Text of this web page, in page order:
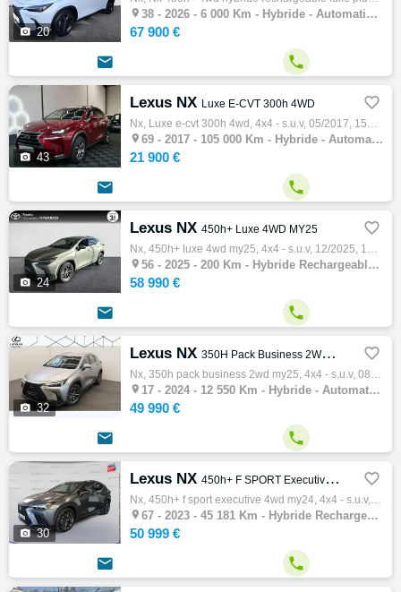
 20
 38 - 2026 - 6 000 Km - Hybride - Automatique - 4x4 - S.U.V
67 900 €
 
 43
Lexus NX Luxe E-CVT 300h 4WD 
Nx, Luxe e-cvt 300h 4wd, 4x4 - s.u.v, 05/2017, 155ch, 8cv, 105000 km, 5 portes, 5 places, Hybride, Boite de vitesse automatique, Couleur ro…
 69 - 2017 - 105 000 Km - Hybride - Automatique - 4x4 - S.U.V
21 900 €
 
 24
Lexus NX 450h+ Luxe 4WD MY25 
Nx, 450h+ luxe 4wd my25, 4x4 - s.u.v, 12/2025, 185ch, 10cv, 200 km, 5 portes, 5 places, Première main, Clim. auto, Hybride rechargeable, Bo…
 56 - 2025 - 200 Km - Hybride Rechargeable - Automatique - 4x4 - S.U.V
58 990 €
 
 32
Lexus NX 350H Pack Business 2WD MY25 
Nx, 350h pack business 2wd my25, 4x4 - s.u.v, 08/2024, 243ch, 10cv, 12550 km, 5 portes, 5 places, Première main, Clim. manuelle, Hybride, B…
 17 - 2024 - 12 550 Km - Hybride - Automatique - 4x4 - S.U.V
49 990 €
 
 30
Lexus NX 450h+ F SPORT Executive 4WD MY24 
Nx, 450h+ f sport executive 4wd my24, 4x4 - s.u.v, 06/2023, 185ch, 10cv, 45181 km, 5 portes, 5 places, Première main, Clim. auto, Hybride r…
 67 - 2023 - 45 181 Km - Hybride Rechargeable - Automatique - 4x4 - S.U.V
50 999 €
 